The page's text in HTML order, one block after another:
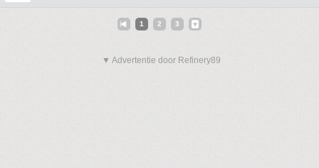
1 2 3
▼ Advertentie door Refinery89